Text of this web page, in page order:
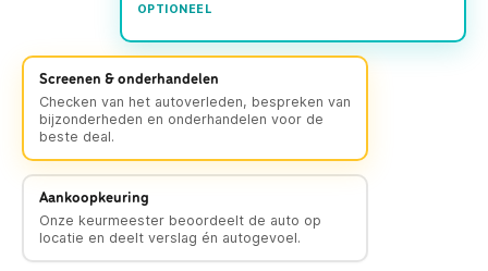
OPTIONEEL
Screenen & onderhandelen
Checken van het autoverleden, bespreken van
bijzonderheden en onderhandelen voor de
beste deal.
Aankoopkeuring
Onze keurmeester beoordeelt de auto op
locatie en deelt verslag én autogevoel.